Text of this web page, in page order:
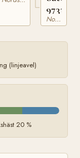
9733
Nordsvensk Brukshäst
(linjeavel)
20 %